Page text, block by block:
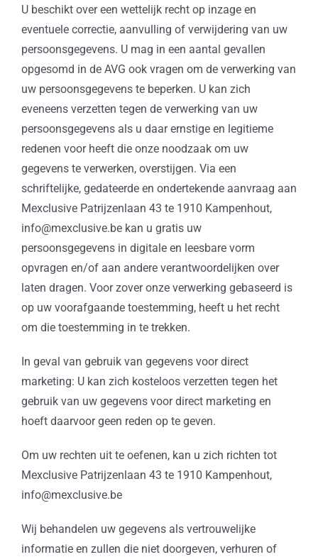
U beschikt over een wettelijk recht op inzage en
eventuele correctie, aanvulling of verwijdering van uw
persoonsgegevens. U mag in een aantal gevallen
opgesomd in de AVG ook vragen om de verwerking van
uw persoonsgegevens te beperken. U kan zich
eveneens verzetten tegen de verwerking van uw
persoonsgegevens als u daar ernstige en legitieme
redenen voor heeft die onze noodzaak om uw
gegevens te verwerken, overstijgen. Via een
schriftelijke, gedateerde en ondertekende aanvraag aan
Mexclusive Patrijzenlaan 43 te 1910 Kampenhout,
info@mexclusive.be kan u gratis uw
persoonsgegevens in digitale en leesbare vorm
opvragen en/of aan andere verantwoordelijken over
laten dragen. Voor zover onze verwerking gebaseerd is
op uw voorafgaande toestemming, heeft u het recht
om die toestemming in te trekken.
In geval van gebruik van gegevens voor direct
marketing: U kan zich kosteloos verzetten tegen het
gebruik van uw gegevens voor direct marketing en
hoeft daarvoor geen reden op te geven.
Om uw rechten uit te oefenen, kan u zich richten tot
Mexclusive Patrijzenlaan 43 te 1910 Kampenhout,
info@mexclusive.be
Wij behandelen uw gegevens als vertrouwelijke
informatie en zullen die niet doorgeven, verhuren of